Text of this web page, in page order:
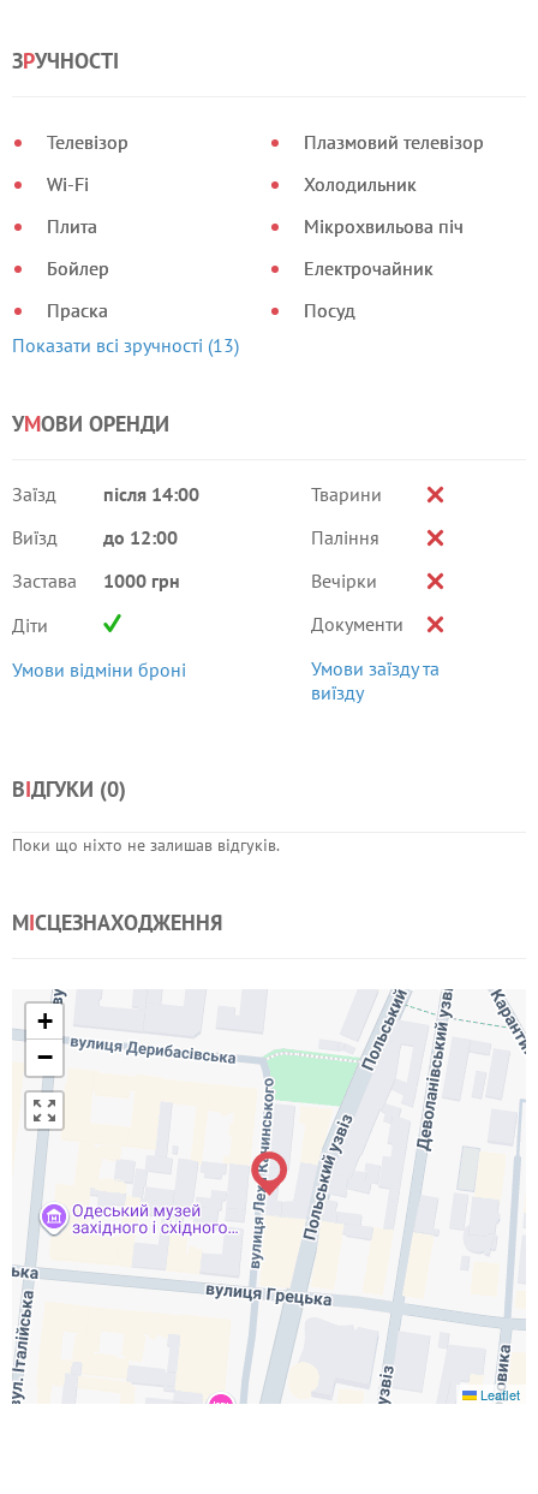
ЗРУЧНОСТІ
Телевізор
Wi-Fi
Плита
Бойлер
Праска
Плазмовий телевізор
Холодильник
Мікрохвильова піч
Електрочайник
Посуд
Показати всі зручності (13)
УМОВИ ОРЕНДИ
Заїзд
після 14:00
Виїзд
до 12:00
Застава
1000 грн
Діти
Умови відміни броні
Тварини
Паління
Вечірки
Документи
Умови заїзду та
виїзду
ВІДГУКИ (0)
Поки що ніхто не залишав відгуків.
МІСЦЕЗНАХОДЖЕННЯ
+
−
Leaflet